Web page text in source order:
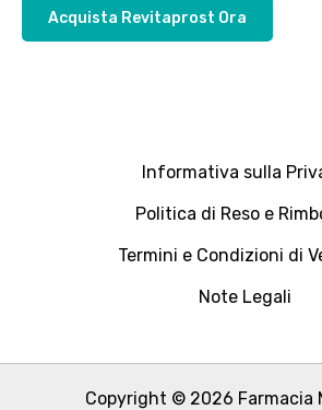
Acquista Revitaprost Ora
Informativa sulla
Politica di Reso e
Termini e Condizioni di
Note Legali
Copyright © 2026 Farmacia